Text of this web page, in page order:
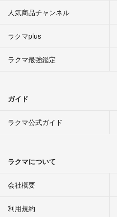
人気商品チャンネル
ラクマplus
ラクマ最強鑑定
ガイド
ラクマ公式ガイド
ラクマについて
会社概要
利用規約